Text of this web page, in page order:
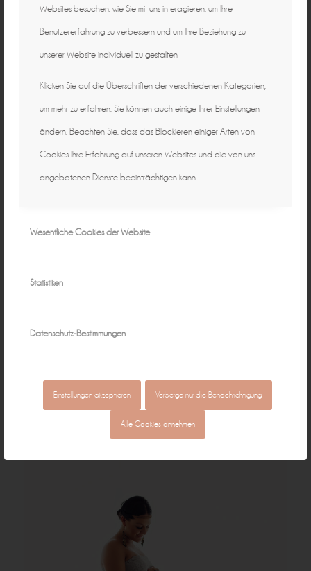
Websites besuchen, wie Sie mit uns interagieren, um Ihre
Benutzererfahrung zu verbessern und um Ihre Beziehung zu
unserer Website individuell zu gestalten
Klicken Sie auf die Überschriften der verschiedenen Kategorien,
um mehr zu erfahren. Sie können auch einige Ihrer Einstellungen
ändern. Beachten Sie, dass das Blockieren einiger Arten von
Cookies Ihre Erfahrung auf unseren Websites und die von uns
angebotenen Dienste beeinträchtigen kann.
Wesentliche Cookies der Website
Statistiken
Datenschutz-Bestimmungen
Einstellungen akzeptieren Verberge nur die Benachrichtigung
Alle Cookies annehmen